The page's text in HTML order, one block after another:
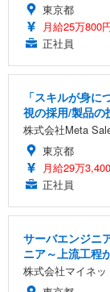
東京都
月給25万800
正社員
「スキルが身
視の採用/製品の
株式会社Meta
東京都
月給29万
正社員
サーバエンジニ
ニア～上流工程
株式会社マイネッ